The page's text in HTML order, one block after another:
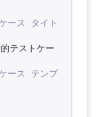
ス タイト
テストケー
ース テンプ